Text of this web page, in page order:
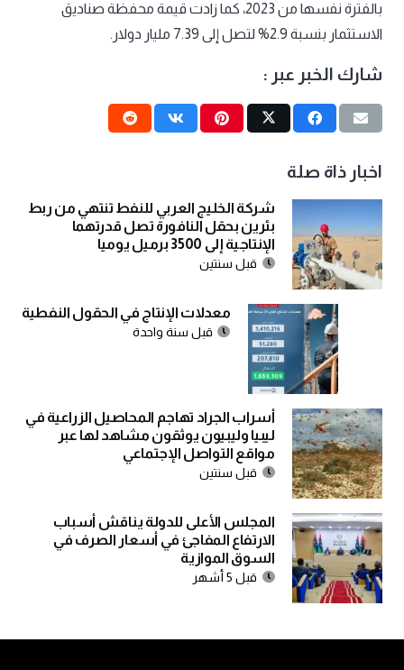
بالفترة نفسها من 2023، كما زادت قيمة محفظة صناديق
الاستثمار بنسبة 2.9% لتصل إلى 7.39 مليار دولار.
شارك الخبر عبر :
اخبار ذاة صلة
شركة الخليج العربي للنفط تنتهي من ربط
بئرين بحقل النافورة تصل قدرتهما
الإنتاجية إلى 3500 برميل يوميا
قبل سنتين
معدلات الإنتاج في الحقول النفطية
قبل سنة واحدة
أسراب الجراد تهاجم المحاصيل الزراعية في
ليبيا وليبيون يوثقون مشاهد لها عبر
مواقع التواصل الإجتماعي
قبل سنتين
المجلس الأعلى للدولة يناقش أسباب
الارتفاع المفاجئ في أسعار الصرف في
السوق الموازية
قبل 5 أشهر